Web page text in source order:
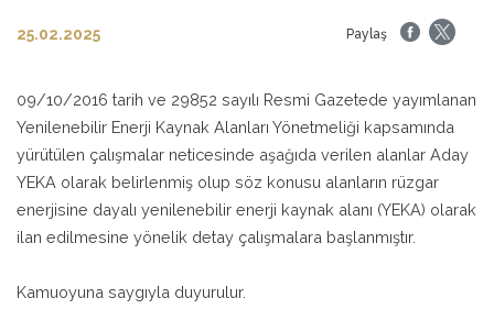
25.02.2025 Paylaş
09/10/2016 tarih ve 29852 sayılı Resmi Gazetede yayımlanan
Yenilenebilir Enerji Kaynak Alanları Yönetmeliği kapsamında
yürütülen çalışmalar neticesinde aşağıda verilen alanlar Aday
YEKA olarak belirlenmiş olup söz konusu alanların rüzgar
enerjisine dayalı yenilenebilir enerji kaynak alanı (YEKA) olarak
ilan edilmesine yönelik detay çalışmalara başlanmıştır.
Kamuoyuna saygıyla duyurulur.